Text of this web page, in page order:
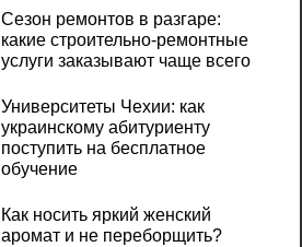
Сезон ремонтов в разгаре:
какие строительно-ремонтные
услуги заказывают чаще всего
Университеты Чехии: как
украинскому абитуриенту
поступить на бесплатное
обучение
Как носить яркий женский
аромат и не переборщить?